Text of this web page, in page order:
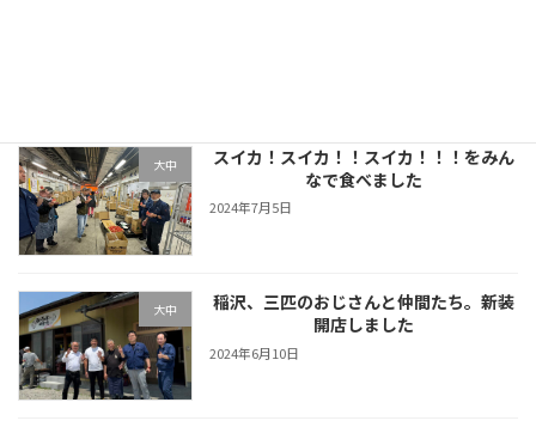
大中
スイカ！スイカ！！スイカ！！！をみん
なで食べました
2024年7月5日
大中
稲沢、三匹のおじさんと仲間たち。新装
開店しました
2024年6月10日